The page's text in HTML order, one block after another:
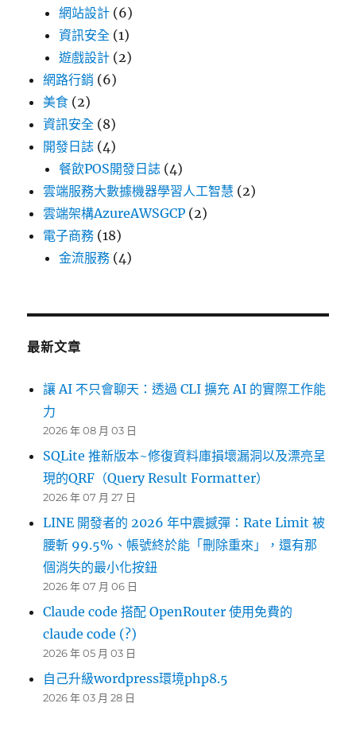
網站設計 (6)
資訊安全 (1)
遊戲設計 (2)
網路行銷 (6)
美食 (2)
資訊安全 (8)
開發日誌 (4)
餐飲POS開發日誌 (4)
雲端服務大數據機器學習人工智慧 (2)
雲端架構AzureAWSGCP (2)
電子商務 (18)
金流服務 (4)
最新文章
讓 AI 不只會聊天：透過 CLI 擴充 AI 的實際工作能
力
2026 年 08 月 03 日
SQLite 推新版本~修復資料庫損壞漏洞以及漂亮呈
現的QRF（Query Result Formatter）
2026 年 07 月 27 日
LINE 開發者的 2026 年中震撼彈：Rate Limit 被
腰斬 99.5%、帳號終於能「刪除重來」，還有那
個消失的最小化按鈕
2026 年 07 月 06 日
Claude code 搭配 OpenRouter 使用免費的
claude code (?)
2026 年 05 月 03 日
自己升級wordpress環境php8.5
2026 年 03 月 28 日